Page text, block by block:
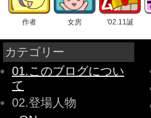
作者 女房 '02.11誕
カテゴリー
01.このブログについ
て
02.登場人物